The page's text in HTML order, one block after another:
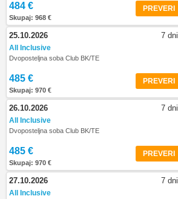
484 €
Skupaj: 968 €
PREVERI
25.10.2026 7 dni
All Inclusive
Dvoposteljna soba Club BK/TE
485 €
Skupaj: 970 €
PREVERI
26.10.2026 7 dni
All Inclusive
Dvoposteljna soba Club BK/TE
485 €
Skupaj: 970 €
PREVERI
27.10.2026 7 dni
All Inclusive